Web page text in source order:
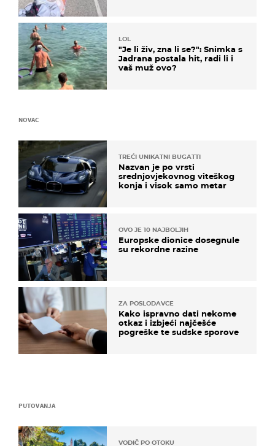
LOL
"Je li živ, zna li se?": Snimka s
Jadrana postala hit, radi li i
vaš muž ovo?
PUTOVANJA
VODIČ PO OTOKU
NOVAC
TREĆI UNIKATNI BUGATTI
Nazvan je po vrsti
srednjovjekovnog viteškog
konja i visok samo metar
OVO JE 10 NAJBOLJIH
Europske dionice dosegnule
su rekordne razine
ZA POSLODAVCE
Kako ispravno dati nekome
otkaz i izbjeći najčešće
pogreške te sudske sporove